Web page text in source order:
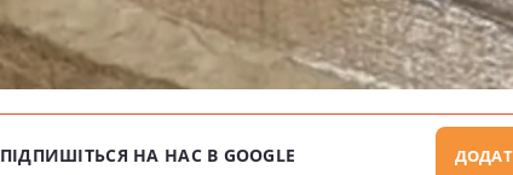
ПІДПИШІТЬСЯ НА НАС В GOOGLE